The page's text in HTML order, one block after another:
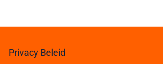
Privacy Beleid